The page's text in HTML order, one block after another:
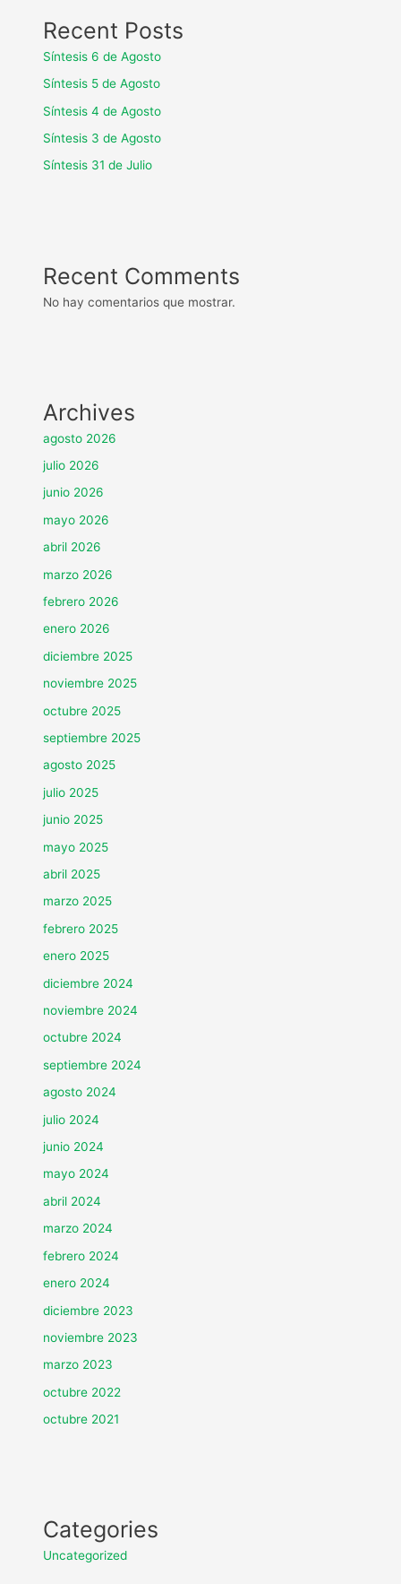
Recent Posts
Síntesis 6 de Agosto
Síntesis 5 de Agosto
Síntesis 4 de Agosto
Síntesis 3 de Agosto
Síntesis 31 de Julio
Recent Comments
No hay comentarios que mostrar.
Archives
agosto 2026
julio 2026
junio 2026
mayo 2026
abril 2026
marzo 2026
febrero 2026
enero 2026
diciembre 2025
noviembre 2025
octubre 2025
septiembre 2025
agosto 2025
julio 2025
junio 2025
mayo 2025
abril 2025
marzo 2025
febrero 2025
enero 2025
diciembre 2024
noviembre 2024
octubre 2024
septiembre 2024
agosto 2024
julio 2024
junio 2024
mayo 2024
abril 2024
marzo 2024
febrero 2024
enero 2024
diciembre 2023
noviembre 2023
marzo 2023
octubre 2022
octubre 2021
Categories
Uncategorized